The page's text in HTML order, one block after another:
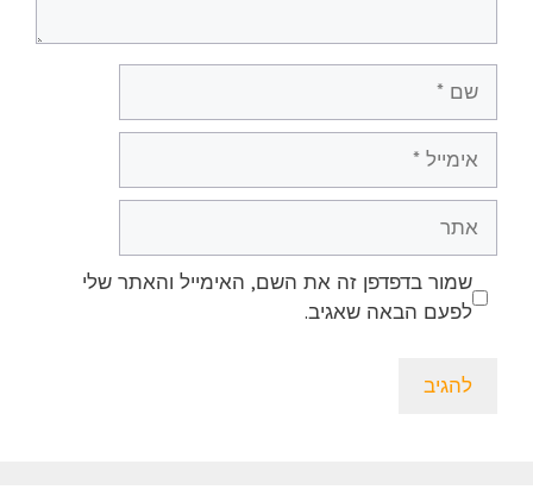
שמור בדפדפן זה את השם, האימייל והאתר שלי
לפעם הבאה שאגיב.